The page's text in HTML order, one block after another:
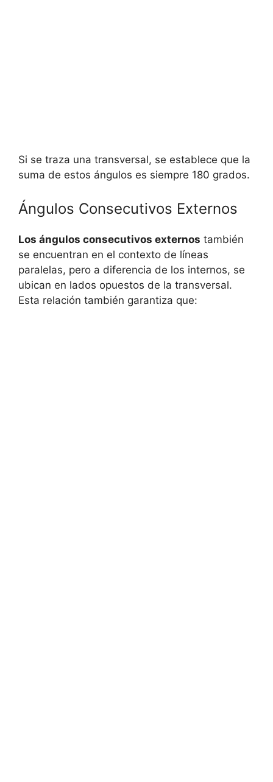
Si se traza una transversal, se establece que la
suma de estos ángulos es siempre 180 grados.
Ángulos Consecutivos Externos
Los ángulos consecutivos externos también
se encuentran en el contexto de líneas
paralelas, pero a diferencia de los internos, se
ubican en lados opuestos de la transversal.
Esta relación también garantiza que: